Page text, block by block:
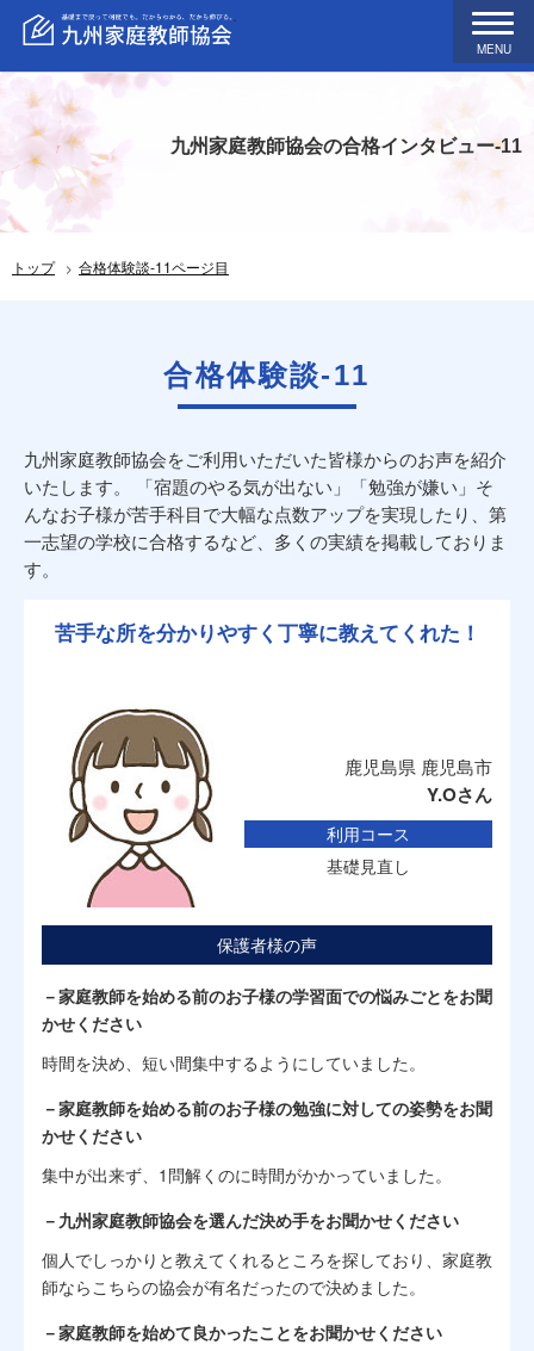
MENU
九州家庭教師協会の合格インタビュー-11
トップ 合格体験談-11ページ目
合格体験談-11
九州家庭教師協会をご利用いただいた皆様からのお声を紹介
いたします。 「宿題のやる気が出ない」「勉強が嫌い」そ
んなお子様が苦手科目で大幅な点数アップを実現したり、第
一志望の学校に合格するなど、多くの実績を掲載しておりま
す。
苦手な所を分かりやすく丁寧に教えてくれた！
鹿児島県 鹿児島市
Y.Oさん
利用コース
基礎見直し
保護者様の声
－家庭教師を始める前のお子様の学習面での悩みごとをお聞
かせください
時間を決め、短い間集中するようにしていました。
－家庭教師を始める前のお子様の勉強に対しての姿勢をお聞
かせください
集中が出来ず、1問解くのに時間がかかっていました。
－九州家庭教師協会を選んだ決め手をお聞かせください
個人でしっかりと教えてくれるところを探しており、家庭教
師ならこちらの協会が有名だったので決めました。
－家庭教師を始めて良かったことをお聞かせください